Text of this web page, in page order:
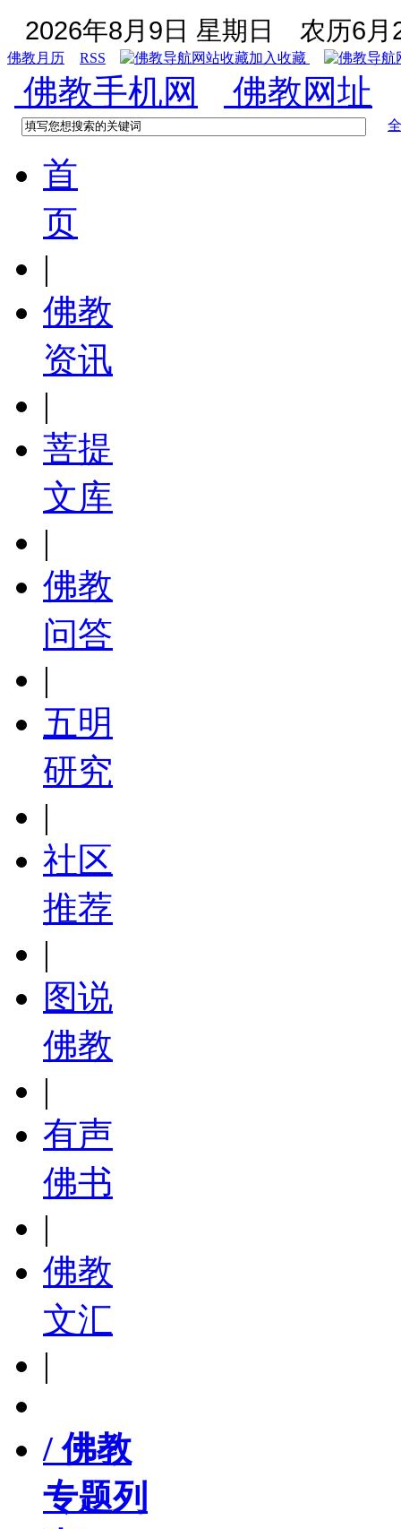
2026年8月9日 星期日 农历6月
佛教月历 RSS 加入收藏
佛教手机网 佛教网址
首
页
|
佛教
资讯
|
菩提
文库
|
佛教
问答
|
五明
研究
|
社区
推荐
|
图说
佛教
|
有声
佛书
|
佛教
文汇
|
/ 佛教
专题列